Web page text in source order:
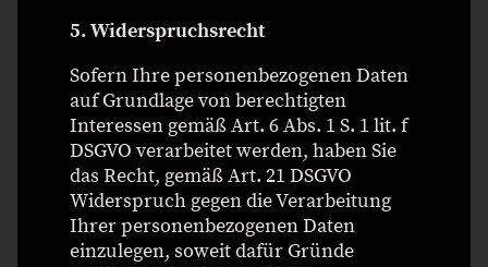
5. Widerspruchsrecht
Sofern Ihre personenbezogenen Daten
auf Grundlage von berechtigten
Interessen gemäß Art. 6 Abs. 1 S. 1 lit. f
DSGVO verarbeitet werden, haben Sie
das Recht, gemäß Art. 21 DSGVO
Widerspruch gegen die Verarbeitung
Ihrer personenbezogenen Daten
einzulegen, soweit dafür Gründe